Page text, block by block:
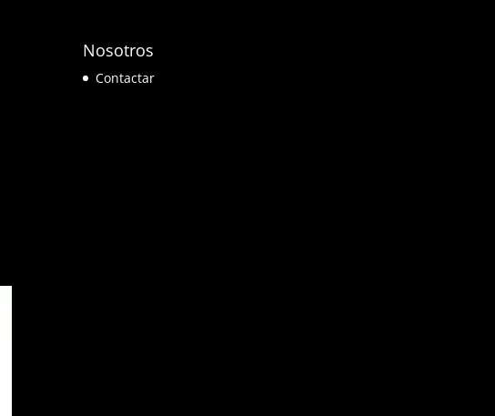
Nosotros
Contactar